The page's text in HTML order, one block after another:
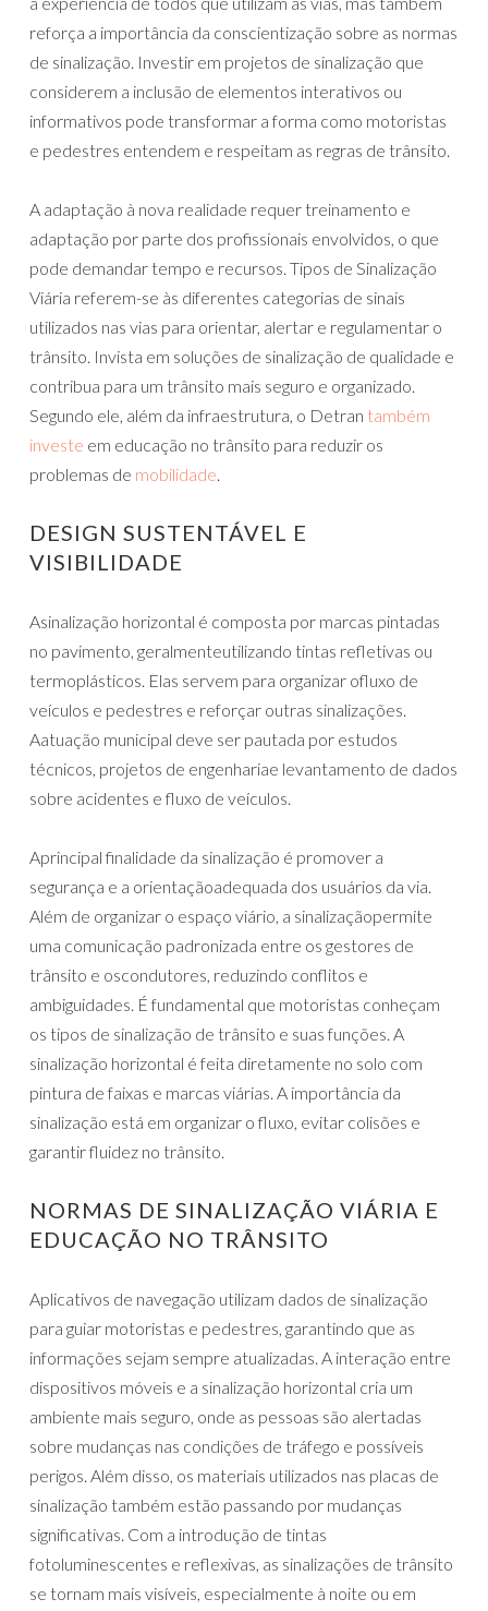
reforça a importância da conscientização sobre as normas
de sinalização. Investir em projetos de sinalização que
considerem a inclusão de elementos interativos ou
informativos pode transformar a forma como motoristas
e pedestres entendem e respeitam as regras de trânsito.
A adaptação à nova realidade requer treinamento e
adaptação por parte dos profissionais envolvidos, o que
pode demandar tempo e recursos. Tipos de Sinalização
Viária referem-se às diferentes categorias de sinais
utilizados nas vias para orientar, alertar e regulamentar o
trânsito. Invista em soluções de sinalização de qualidade e
contribua para um trânsito mais seguro e organizado.
Segundo ele, além da infraestrutura, o Detran também
investe em educação no trânsito para reduzir os
problemas de mobilidade.
DESIGN SUSTENTÁVEL E
VISIBILIDADE
Asinalização horizontal é composta por marcas pintadas
no pavimento, geralmenteutilizando tintas refletivas ou
termoplásticos. Elas servem para organizar ofluxo de
veículos e pedestres e reforçar outras sinalizações.
Aatuação municipal deve ser pautada por estudos
técnicos, projetos de engenhariae levantamento de dados
sobre acidentes e fluxo de veículos.
Aprincipal finalidade da sinalização é promover a
segurança e a orientaçãoadequada dos usuários da via.
Além de organizar o espaço viário, a sinalizaçãopermite
uma comunicação padronizada entre os gestores de
trânsito e oscondutores, reduzindo conflitos e
ambiguidades. É fundamental que motoristas conheçam
os tipos de sinalização de trânsito e suas funções. A
sinalização horizontal é feita diretamente no solo com
pintura de faixas e marcas viárias. A importância da
sinalização está em organizar o fluxo, evitar colisões e
garantir fluidez no trânsito.
NORMAS DE SINALIZAÇÃO VIÁRIA E
EDUCAÇÃO NO TRÂNSITO
Aplicativos de navegação utilizam dados de sinalização
para guiar motoristas e pedestres, garantindo que as
informações sejam sempre atualizadas. A interação entre
dispositivos móveis e a sinalização horizontal cria um
ambiente mais seguro, onde as pessoas são alertadas
sobre mudanças nas condições de tráfego e possíveis
perigos. Além disso, os materiais utilizados nas placas de
sinalização também estão passando por mudanças
significativas. Com a introdução de tintas
fotoluminescentes e reflexivas, as sinalizações de trânsito
se tornam mais visíveis, especialmente à noite ou em